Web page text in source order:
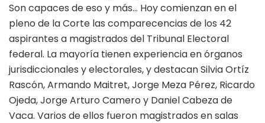
Son capaces de eso y más… Hoy comienzan en el
pleno de la Corte las comparecencias de los 42
aspirantes a magistrados del Tribunal Electoral
federal. La mayoría tienen experiencia en órganos
jurisdiccionales y electorales, y destacan Silvia Ortíz
Rascón, Armando Maitret, Jorge Meza Pérez, Ricardo
Ojeda, Jorge Arturo Camero y Daniel Cabeza de
Vaca. Varios de ellos fueron magistrados en salas